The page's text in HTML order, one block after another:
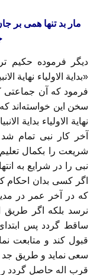
مار بد تنها
دیگر فرموده حکیم
«بدایة الاولیاء نهایة
فرمود که آن جماعتى که
سخن این خواسته‌‏اند که:
نهایة الاولیاء بدایة
آخر کار نبى تمام
شریعت را بکمال
نبى را در شرایع به
اگر کسى بدان احکام
که در آخر عمر در
نرسد بلکه اگر طریق
ساقط گردد پس
قبول کند و متابعت
سعى نماید و طریق جد و
قرب اله حاصل گردد